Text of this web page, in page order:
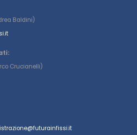
Baldini)
Crucianelli)